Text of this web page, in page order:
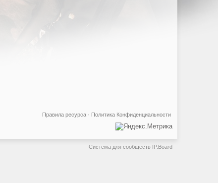
Политика Конфиденциальности
Правила ресурса ·
Система для сообществ IP.Board